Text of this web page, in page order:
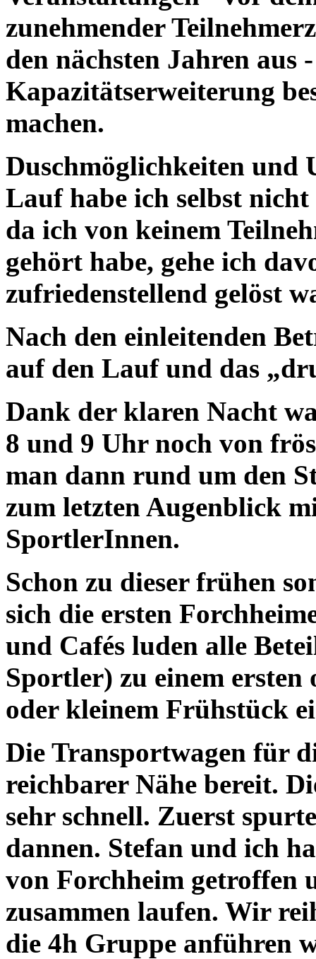
zunehmender
den nächsten Jahren aus
Kapazitätserweiterung
machen.
Duschmöglichkeiten und
Lauf habe ich selbst
da ich von keinem
gehört habe, gehe ich
zufriedenstellend gelöst
Nach den einleitenden
auf den Lauf und das
Dank der klaren Nacht
8 und 9 Uhr noch von
man dann rund um den
zum letzten Augenblick
SportlerInnen.
Schon zu dieser frühen
sich die ersten
und Cafés luden alle
Sportler) zu einem ersten
oder kleinem Frühstück
Die Transportwagen für
reichbarer Nähe bereit.
sehr schnell. Zuerst
dannen. Stefan und ich
von Forchheim getroffen
zusammen laufen. Wir
die 4h Gruppe anführen